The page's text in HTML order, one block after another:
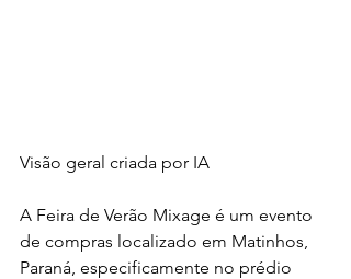
Visão geral criada por IA
A Feira de Verão Mixage é um evento
de compras localizado em Matinhos,
Paraná, especificamente no prédio